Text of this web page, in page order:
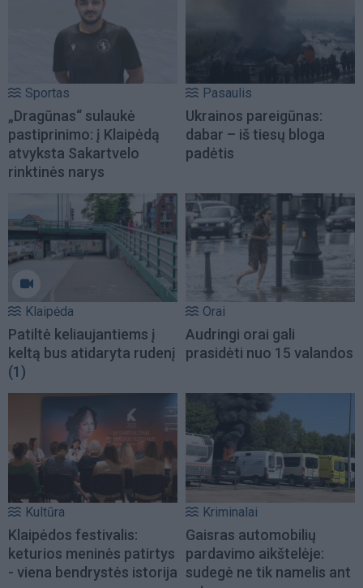
Sportas
„Dragūnas“ sulaukė
pastiprinimo: į Klaipėdą
atvyksta Sakartvelo
rinktinės narys
Pasaulis
Ukrainos pareigūnas:
dabar – iš tiesų bloga
padėtis
Klaipėda
Patiltė keliaujantiems į
keltą bus atidaryta rudenį
(1)
Orai
Audringi orai gali
prasidėti nuo 15 valandos
Kultūra
Klaipėdos festivalis:
keturios meninės patirtys
- viena bendrystės istorija
Kriminalai
Gaisras automobilių
pardavimo aikštelėje:
sudegė ne tik namelis ant